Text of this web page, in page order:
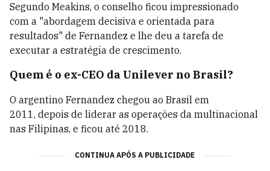
Segundo Meakins, o conselho ficou impressionado
com a "abordagem decisiva e orientada para
resultados" de Fernandez e lhe deu a tarefa de
executar a estratégia de crescimento.
Quem é o ex-CEO da Unilever no Brasil?
O argentino Fernandez chegou ao Brasil em
2011, depois de liderar as operações da multinacional
nas Filipinas, e ficou até 2018.
CONTINUA APÓS A PUBLICIDADE